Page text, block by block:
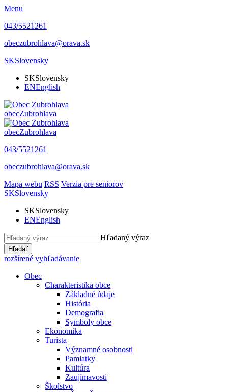
Menu
043/5521261
obeczubrohlava@orava.sk
SKSlovensky
SKSlovensky
ENEnglish
obecZubrohlava
obecZubrohlava
043/5521261
obeczubrohlava@orava.sk
Mapa webu RSS Verzia pre seniorov
SKSlovensky
SKSlovensky
ENEnglish
Hľadaný výraz
Hľadať
rozšírené vyhľadávanie
Obec
Charakteristika obce
Základné údaje
História
Demografia
Symboly obce
Ekonomika
Turista
Významné osobnosti
Pamiatky
Kultúra
Zaujímavosti
Školstvo